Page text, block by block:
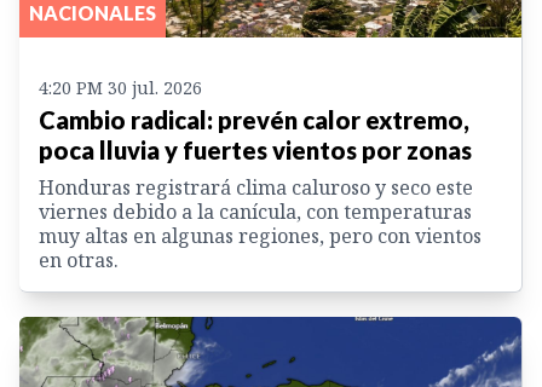
NACIONALES
4:20 PM 30 jul. 2026
Cambio radical: prevén calor extremo,
poca lluvia y fuertes vientos por zonas
Honduras registrará clima caluroso y seco este
viernes debido a la canícula, con temperaturas
muy altas en algunas regiones, pero con vientos
en otras.